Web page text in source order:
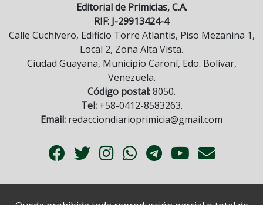
Editorial de Primicias, C.A.
RIF: J-29913424-4
Calle Cuchivero, Edificio Torre Atlantis, Piso Mezanina 1,
Local 2, Zona Alta Vista.
Ciudad Guayana, Municipio Caroní, Edo. Bolívar,
Venezuela.
Código postal:8050.
Tel:+58-0412-8583263.
Email: redacciondiarioprimicia@gmail.com